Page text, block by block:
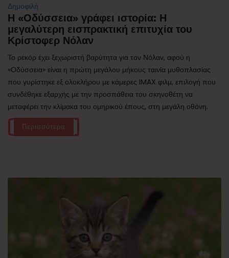
Δημοφιλή
Η «Οδύσσεια» γράφει ιστορία: Η
μεγαλύτερη εισπρακτική επιτυχία του
Κρίστοφερ Νόλαν
Το ρεκόρ έχει ξεχωριστή βαρύτητα για τον Νόλαν, αφού η
«Οδύσσεια» είναι η πρώτη μεγάλου μήκους ταινία μυθοπλασίας
που γυρίστηκε εξ ολοκλήρου με κάμερες IMAX φιλμ, επιλογή που
συνδέθηκε εξαρχής με την προσπάθεια του σκηνοθέτη να
μεταφέρει την κλίμακα του ομηρικού έπους, στη μεγάλη οθόνη.
Περισσότερα